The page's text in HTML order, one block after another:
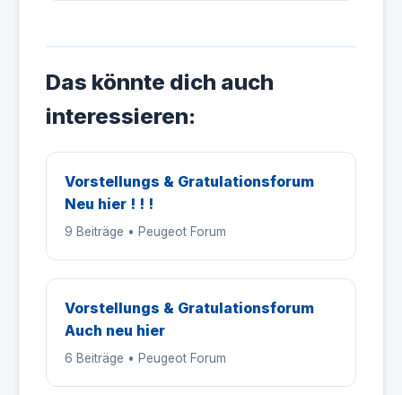
Das könnte dich auch
interessieren:
Vorstellungs & Gratulationsforum
Neu hier ! ! !
9 Beiträge • Peugeot Forum
Vorstellungs & Gratulationsforum
Auch neu hier
6 Beiträge • Peugeot Forum